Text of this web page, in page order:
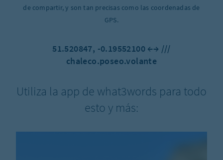
de compartir, y son tan precisas como las coordenadas de
GPS.
51.520847, -0.19552100 ←→ ///
chaleco.poseo.volante
Utiliza la app de what3words para todo
esto y más: